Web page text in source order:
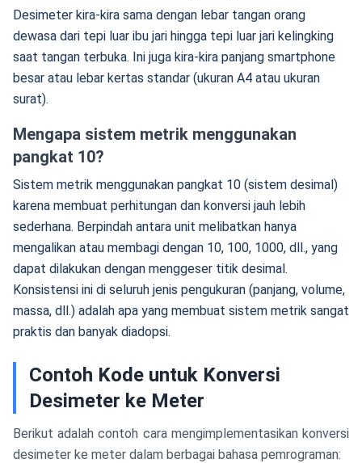
Desimeter kira-kira sama dengan lebar tangan orang
dewasa dari tepi luar ibu jari hingga tepi luar jari kelingking
saat tangan terbuka. Ini juga kira-kira panjang smartphone
besar atau lebar kertas standar (ukuran A4 atau ukuran
surat).
Mengapa sistem metrik menggunakan
pangkat 10?
Sistem metrik menggunakan pangkat 10 (sistem desimal)
karena membuat perhitungan dan konversi jauh lebih
sederhana. Berpindah antara unit melibatkan hanya
mengalikan atau membagi dengan 10, 100, 1000, dll., yang
dapat dilakukan dengan menggeser titik desimal.
Konsistensi ini di seluruh jenis pengukuran (panjang, volume,
massa, dll.) adalah apa yang membuat sistem metrik sangat
praktis dan banyak diadopsi.
Contoh Kode untuk Konversi
Desimeter ke Meter
Berikut adalah contoh cara mengimplementasikan konversi
desimeter ke meter dalam berbagai bahasa pemrograman: